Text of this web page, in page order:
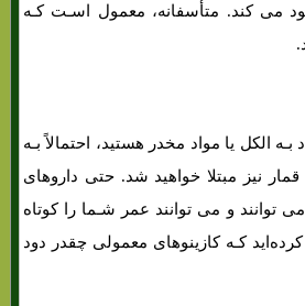
می کند. متأسفانه، معمول اسـت کـه
بـه الکل یا مواد مخدر هستید، احتمالاً بـه
قمار نیز مبتلا خواهید شد. حتی داروهای
می توانند و می توانند عمر شـما را کوتاه
کرده‌اید کـه کازینوهای معمولی چقدر دود